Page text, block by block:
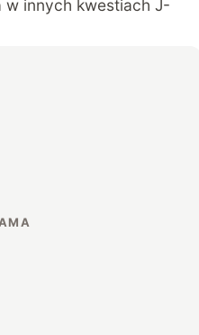
w innych kwestiach J-